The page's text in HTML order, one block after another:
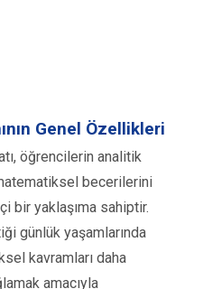
Genel Özellikleri
öğrencilerin analitik
becerilerini
bir yaklaşıma sahiptir.
günlük yaşamlarında
kavramları daha
amacıyla